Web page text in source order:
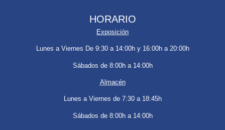
HORARIO
Exposición
Lunes a Viernes De 9:30 a 14:00h y 16:00h a 20:00h
Sábados de 8:00h a 14:00h
Almacén
Lunes a Viernes de 7:30 a 18:45h
Sábados de 8:00h a 14:00h